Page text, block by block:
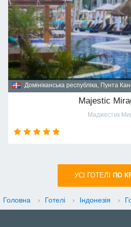
Домініканська республіка, Пунта
Majestic
Маджестик
УСI ГОТЕЛІ ПО
Головна › Готелі › Індонезія ›